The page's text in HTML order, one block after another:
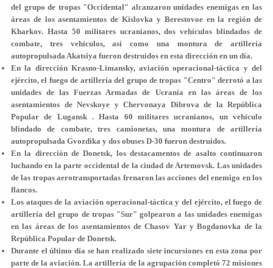
del grupo de tropas "Occidental" alcanzaron unidades enemigas en las
áreas de los asentamientos de Kislovka y Berestovoe en la región de
Kharkov. Hasta 50 militares ucranianos, dos vehículos blindados de
combate, tres vehículos, así como una montura de artillería
autopropulsada Akatsiya fueron destruidos en esta dirección en un día.
En la dirección Krasno-Limansky, aviación operacional-táctica y del
ejército, el fuego de artillería del grupo de tropas "Centro" derrotó a las
unidades de las Fuerzas Armadas de Ucrania en las áreas de los
asentamientos de Nevskoye y Chervonaya Dibrova de la República
Popular de Lugansk . Hasta 60 militares ucranianos, un vehículo
blindado de combate, tres camionetas, una montura de artillería
autopropulsada Gvozdika y dos obuses D-30 fueron destruidos.
En la dirección de Donetsk, los destacamentos de asalto continuaron
luchando en la parte occidental de la ciudad de Artemovsk. Las unidades
de las tropas aerotransportadas frenaron las acciones del enemigo en los
flancos.
Los ataques de la aviación operacional-táctica y del ejército, el fuego de
artillería del grupo de tropas "Sur" golpearon a las unidades enemigas
en las áreas de los asentamientos de Chasov Yar y Bogdanovka de la
República Popular de Donetsk.
Durante el último día se han realizado siete incursiones en esta zona por
parte de la aviación. La artillería de la agrupación completó 72 misiones